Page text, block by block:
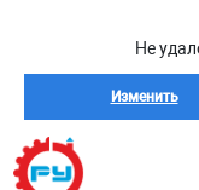
Не
Изменить